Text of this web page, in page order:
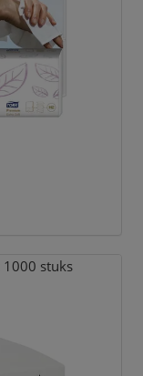
1000 stuks